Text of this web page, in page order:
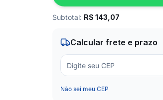
Subtotal: R$ 143,07
Calcular frete e prazo
Não sei meu CEP